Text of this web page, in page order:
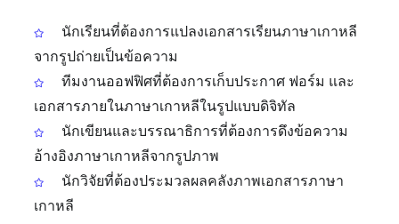
นักเรียนที่ต้องการแปลงเอกสารเรียนภาษาเกาหลี
จากรูปถ่ายเป็นข้อความ
ทีมงานออฟฟิศที่ต้องการเก็บประกาศ ฟอร์ม และ
เอกสารภายในภาษาเกาหลีในรูปแบบดิจิทัล
นักเขียนและบรรณาธิการที่ต้องการดึงข้อความ
อ้างอิงภาษาเกาหลีจากรูปภาพ
นักวิจัยที่ต้องประมวลผลคลังภาพเอกสารภาษา
เกาหลี